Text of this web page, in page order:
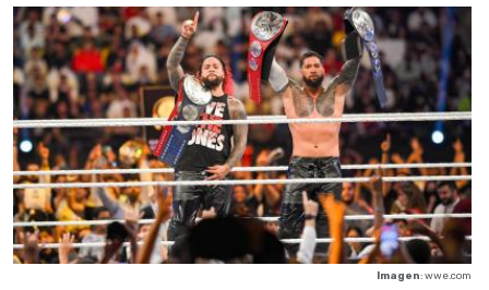
Imagen: wwe.com